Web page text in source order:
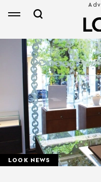
LOOK NEWS